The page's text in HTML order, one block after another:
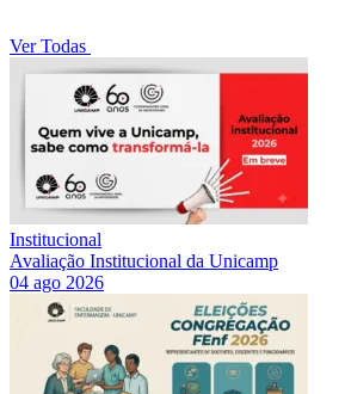
Ver Todas
Institucional
Avaliação Institucional da Unicamp
04 ago 2026